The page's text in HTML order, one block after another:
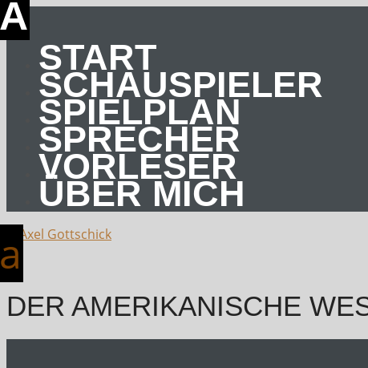
START
SCHAUSPIELER
SPIELPLAN
SPRECHER
VORLESER
ÜBER MICH
DER AMERIKANISCHE